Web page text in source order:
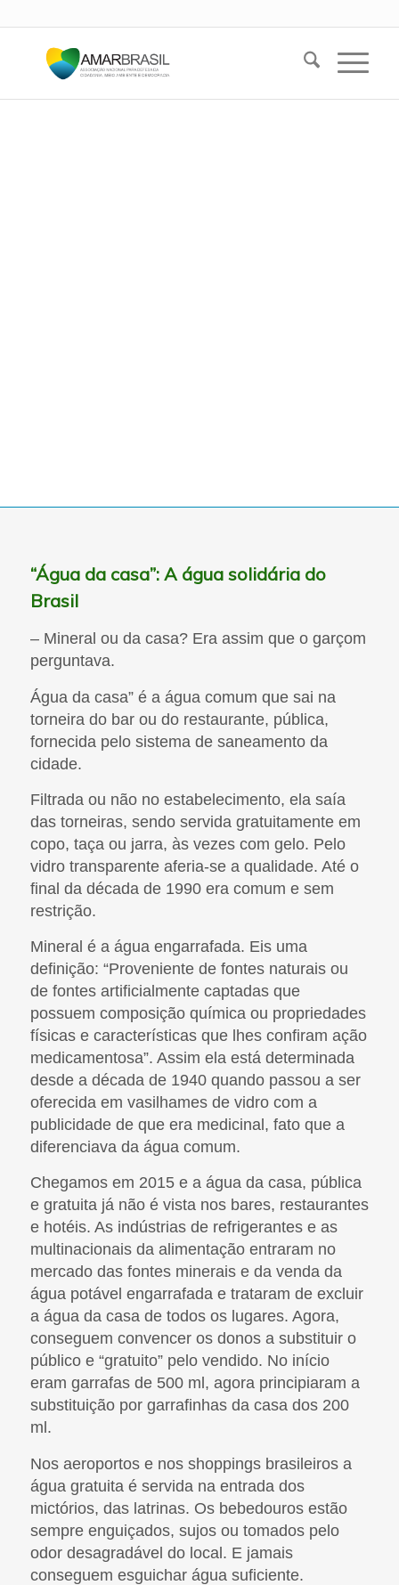
“Água da casa”: A água solidária do
Brasil
– Mineral ou da casa? Era assim que o garçom
perguntava.
Água da casa” é a água comum que sai na
torneira do bar ou do restaurante, pública,
fornecida pelo sistema de saneamento da
cidade.
Filtrada ou não no estabelecimento, ela saía
das torneiras, sendo servida gratuitamente em
copo, taça ou jarra, às vezes com gelo. Pelo
vidro transparente aferia-se a qualidade. Até o
final da década de 1990 era comum e sem
restrição.
Mineral é a água engarrafada. Eis uma
definição: “Proveniente de fontes naturais ou
de fontes artificialmente captadas que
possuem composição química ou propriedades
físicas e características que lhes confiram ação
medicamentosa”. Assim ela está determinada
desde a década de 1940 quando passou a ser
oferecida em vasilhames de vidro com a
publicidade de que era medicinal, fato que a
diferenciava da água comum.
Chegamos em 2015 e a água da casa, pública
e gratuita já não é vista nos bares, restaurantes
e hotéis. As indústrias de refrigerantes e as
multinacionais da alimentação entraram no
mercado das fontes minerais e da venda da
água potável engarrafada e trataram de excluir
a água da casa de todos os lugares. Agora,
conseguem convencer os donos a substituir o
público e “gratuito” pelo vendido. No início
eram garrafas de 500 ml, agora principiaram a
substituição por garrafinhas da casa dos 200
ml.
Nos aeroportos e nos shoppings brasileiros a
água gratuita é servida na entrada dos
mictórios, das latrinas. Os bebedouros estão
sempre enguiçados, sujos ou tomados pelo
odor desagradável do local. E jamais
conseguem esguichar água suficiente.